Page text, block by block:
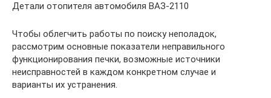
Детали отопителя автомобиля ВАЗ-2110
Чтобы облегчить работы по поиску неполадок,
рассмотрим основные показатели неправильного
функционирования печки, возможные источники
неисправностей в каждом конкретном случае и
варианты их устранения.